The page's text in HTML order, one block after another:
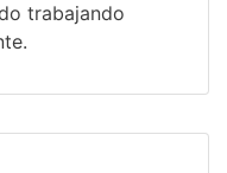
trabajando